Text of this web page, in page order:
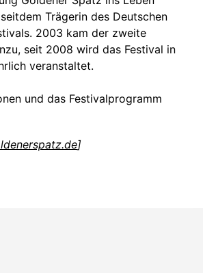
Trägerin des Deutschen
2003 kam der zweite
seit 2008 wird das Festival in
veranstaltet.
und das Festivalprogramm
]